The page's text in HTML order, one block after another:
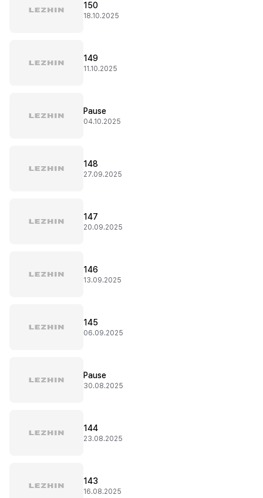
150
18.10.2025
149
11.10.2025
Pause
04.10.2025
148
27.09.2025
147
20.09.2025
146
13.09.2025
145
06.09.2025
Pause
30.08.2025
144
23.08.2025
143
16.08.2025